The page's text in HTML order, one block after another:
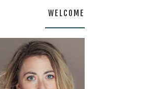
WELCOME